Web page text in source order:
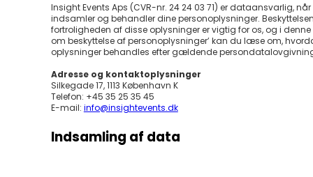
Insight Events Aps (CVR-nr. 24 24 03 71) er dataansvarlig, når
indsamler og behandler dine personoplysninger.
fortroligheden af disse oplysninger er vigtig for os, og i denne
om beskyttelse af personoplysninger’ kan du læse om,
oplysninger behandles efter gældende
Adresse og kontaktoplysninger
Silkegade 17, 1113 København K
Telefon: +45 35 25 35 45
E-mail: info@insightevents.dk
Indsamling af data